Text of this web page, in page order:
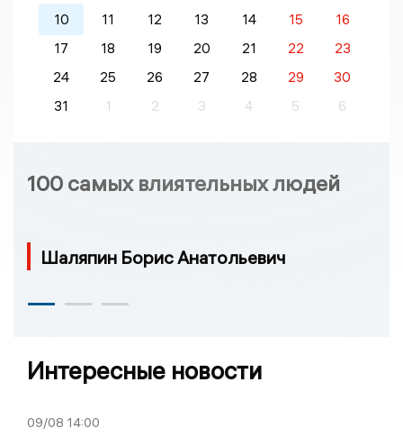
10
11 12 13 14 15
16
17
18 19 20 21 22
23
24
25 26 27 28 29
30
31
1 2 3 4 5 6
100 самых влиятельных людей
Шаляпин Борис Анатольевич
Интересные новости
09/08 14:00